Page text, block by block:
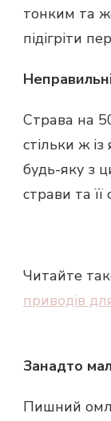
тонким та
підігріти
Страва на
стільки ж
будь-яку з
страви та
Читайте
приводів
Занадто
Пишний